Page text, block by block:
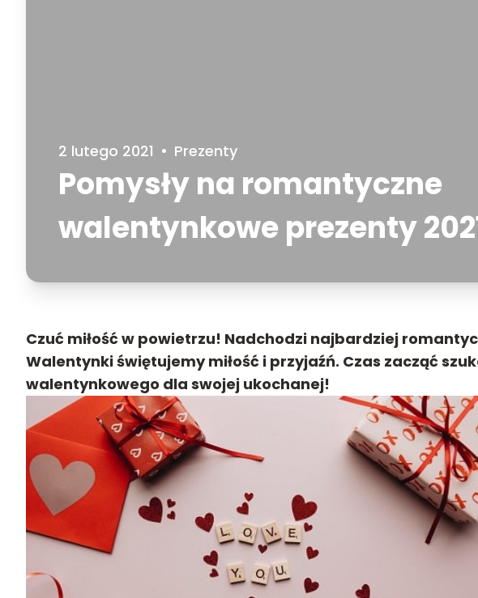
2 lutego 2021 • Prezenty
Pomysły na romantyczne
walentynkowe prezenty
Czuć miłość w powietrzu! Nadchodzi najbardziej
Walentynki świętujemy miłość i przyjaźń. Czas zacząć
walentynkowego dla swojej ukochanej!